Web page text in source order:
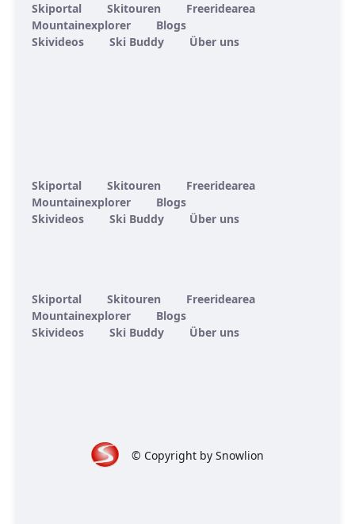
Skiportal Skitouren
Freeridearea
Mountainexplorer
Blogs
Skivideos
Ski Buddy Über uns
Skiportal Skitouren
Freeridearea
Mountainexplorer
Blogs
Skivideos
Ski Buddy Über uns
Skiportal Skitouren
Freeridearea
Mountainexplorer
Blogs
Skivideos
Ski Buddy Über uns
© Copyright by Snowlion